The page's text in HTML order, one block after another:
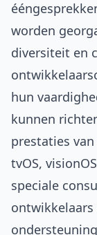
worden
diversiteit en
hun
kunnen
prestaties van
tvOS,
speciale